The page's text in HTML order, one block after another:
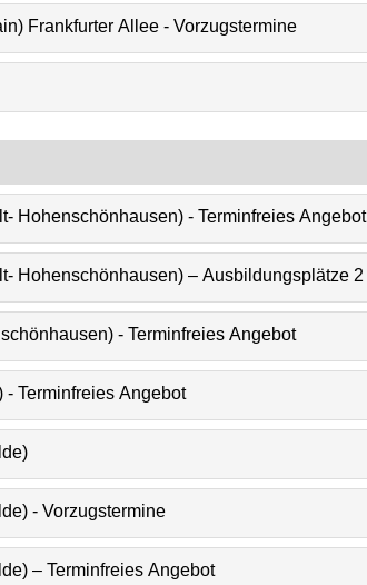
Frankfurter Allee - Vorzugstermine
Hohenschönhausen) - Terminfreies Angebot
Hohenschönhausen) – Ausbildungsplätze 2
- Terminfreies Angebot
- Terminfreies Angebot
- Vorzugstermine
– Terminfreies Angebot